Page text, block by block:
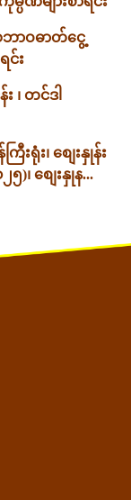
ဘာဝဓာတ်ငွေ့
င်း
၊ တင်ဒါ
းရုံး၊ စျေးနှုန်း
)၊ စျေးနှုန...